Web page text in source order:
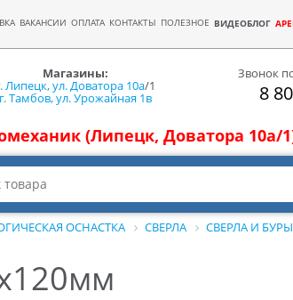
ВАКАНСИИ ОПЛАТА КОНТАКТЫ ПОЛЕЗНОЕ ВИДЕОБЛОГ
Магазины:
Липецк, ул. Доватора 10а/1
г. Тамбов, ул. Урожайная 1в
Звонок
8
(Липецк, Доватора
ОСНАСТКА СВЕРЛА СВЕРЛА И